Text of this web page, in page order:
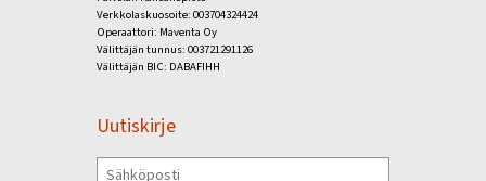
Verkkolaskuosoite: 003704324424
Operaattori: Maventa Oy
Välittäjän tunnus: 003721291126
Välittäjän BIC: DABAFIHH
Uutiskirje